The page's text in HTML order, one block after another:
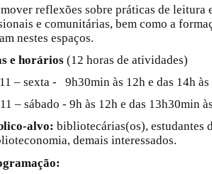
reflexões sobre práticas de leitura
e comunitárias, bem como a
nestes espaços.
e horários (12 horas de atividades)
– sexta - 9h30min às 12h e das 14h às
– sábado - 9h às 12h e das 13h30min
alvo: bibliotecárias(os), estudantes
demais interessados.